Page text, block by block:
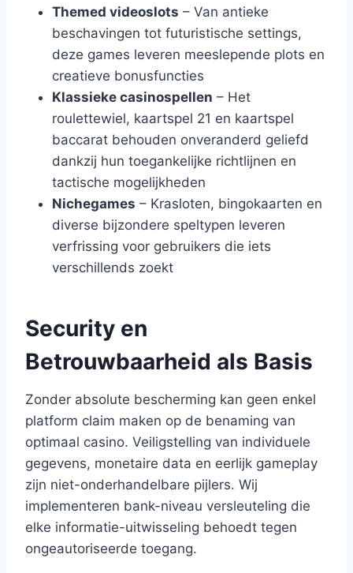
Themed videoslots – Van antieke
beschavingen tot futuristische settings,
deze games leveren meeslepende plots en
creatieve bonusfuncties
Klassieke casinospellen – Het
roulettewiel, kaartspel 21 en kaartspel
baccarat behouden onveranderd geliefd
dankzij hun toegankelijke richtlijnen en
tactische mogelijkheden
Nichegames – Krasloten, bingokaarten en
diverse bijzondere speltypen leveren
verfrissing voor gebruikers die iets
verschillends zoekt
Security en
Betrouwbaarheid als Basis
Zonder absolute bescherming kan geen enkel
platform claim maken op de benaming van
optimaal casino. Veiligstelling van individuele
gegevens, monetaire data en eerlijk gameplay
zijn niet-onderhandelbare pijlers. Wij
implementeren bank-niveau versleuteling die
elke informatie-uitwisseling behoedt tegen
ongeautoriseerde toegang.